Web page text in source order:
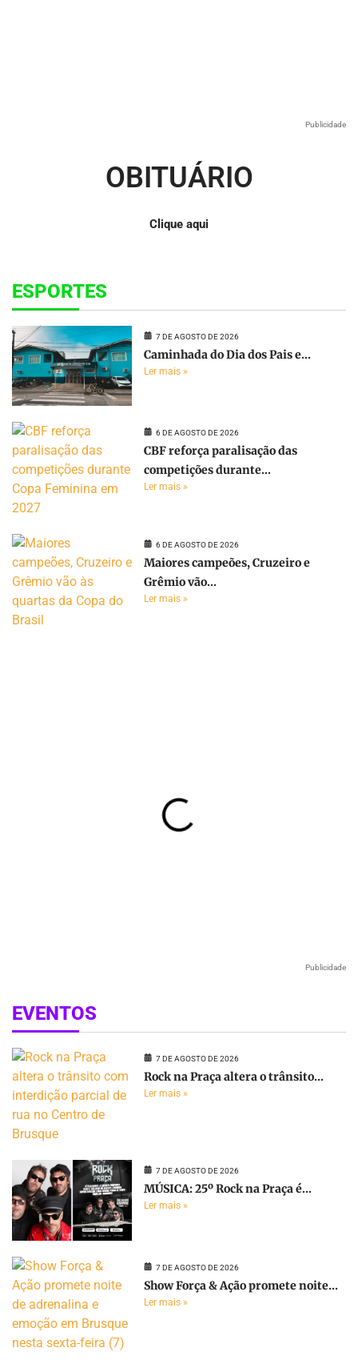
Publicidade
OBITUÁRIO
Clique aqui
ESPORTES
7 DE AGOSTO DE 2026
Caminhada do Dia dos Pais e...
Ler mais »
6 DE AGOSTO DE 2026
CBF reforça paralisação das
competições durante...
Ler mais »
6 DE AGOSTO DE 2026
Maiores campeões, Cruzeiro e
Grêmio vão...
Ler mais »
Publicidade
EVENTOS
7 DE AGOSTO DE 2026
Rock na Praça altera o trânsito...
Ler mais »
7 DE AGOSTO DE 2026
MÚSICA: 25º Rock na Praça é...
Ler mais »
7 DE AGOSTO DE 2026
Show Força & Ação promete noite...
Ler mais »